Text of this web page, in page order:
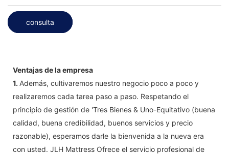
consulta
Ventajas de la empresa
1. Además, cultivaremos nuestro negocio poco a poco y
realizaremos cada tarea paso a paso. Respetando el
principio de gestión de 'Tres Bienes & Uno-Equitativo (buena
calidad, buena credibilidad, buenos servicios y precio
razonable), esperamos darle la bienvenida a la nueva era
con usted. JLH Mattress Ofrece el servicio profesional de